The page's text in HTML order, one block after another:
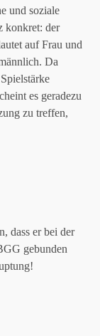
und soziale
konkret: der
auf Frau und
Da
es geradezu
zu treffen,
dass er bei der
gebunden